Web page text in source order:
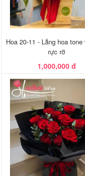
Hoa 20-11 - Lẵng hoa tone
rực rỡ
1,000,000 đ